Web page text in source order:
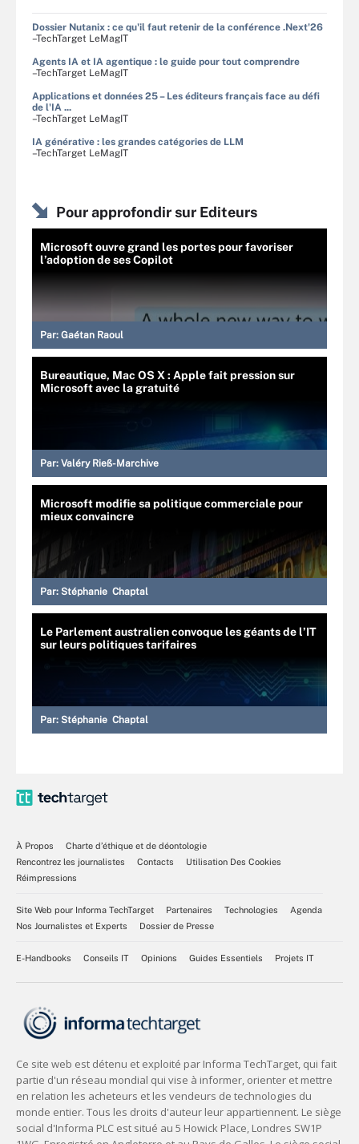
Dossier Nutanix : ce qu'il faut retenir de la conférence .Next'26
–TechTarget LeMagIT
Agents IA et IA agentique : le guide pour tout comprendre
–TechTarget LeMagIT
Applications et données 25 – Les éditeurs français face au défi
de l'IA ...
–TechTarget LeMagIT
IA générative : les grandes catégories de LLM
–TechTarget LeMagIT
Pour approfondir sur Editeurs
Microsoft ouvre grand les portes pour favoriser
l’adoption de ses Copilot
Par: Gaétan Raoul
Bureautique, Mac OS X : Apple fait pression sur
Microsoft avec la gratuité
Par: Valéry Rieß-Marchive
Microsoft modifie sa politique commerciale pour
mieux convaincre
Par: Stéphanie Chaptal
Le Parlement australien convoque les géants de l’IT
sur leurs politiques tarifaires
Par: Stéphanie Chaptal
À Propos
Charte d’éthique et de déontologie
Rencontrez les journalistes
Contacts
Utilisation Des Cookies
Réimpressions
Site Web pour Informa TechTarget Partenaires Technologies
Agenda
Nos Journalistes et Experts
Dossier de Presse
E-Handbooks Conseils IT Opinions Guides Essentiels Projets IT